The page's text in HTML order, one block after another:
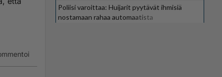
Poliisi varoittaa: Huijarit pyytävät ihmisiä
nostamaan rahaa automaatista